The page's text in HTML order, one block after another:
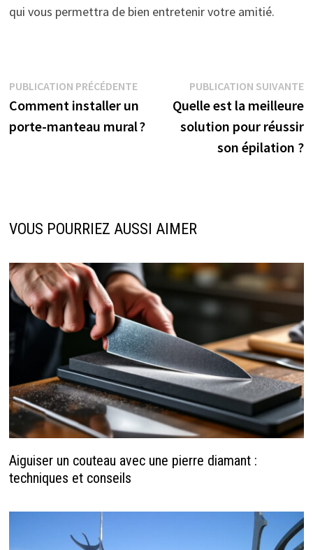
qui vous permettra de bien entretenir votre amitié.
Navigation
de
l’article
PUBLICATION PRÉCÉDENTEPublication
précédente :
Comment installer un
porte-manteau mural ?
PUBLICATION SUIVANTE
Quelle est la meilleure
solution pour réussir
son épilation ?
VOUS POURRIEZ AUSSI AIMER
Aiguiser un couteau avec une pierre diamant :
techniques et conseils